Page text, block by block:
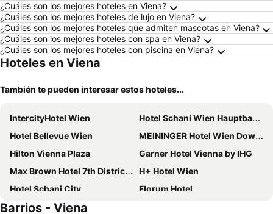
¿Cuáles son los mejores hoteles en Viena?
¿Cuáles son los mejores hoteles de lujo en Viena?
¿Cuáles son los mejores hoteles que admiten mascotas en Viena?
¿Cuáles son los mejores hoteles con spa en Viena?
¿Cuáles son los mejores hoteles con piscina en Viena?
Hoteles en Viena
También te pueden interesar estos hoteles...
IntercityHotel Wien
Hotel Schani Wien Hauptbahnhof
Hotel Bellevue Wien
MEININGER Hotel Wien Downtown Franz
Hilton Vienna Plaza
Garner Hotel Vienna by IHG
Max Brown Hotel 7th District, part of Sircle Collection
H+ Hotel Wien
Hotel Schani City
Florum Hotel
Hotel City Central
Barrios - Viena